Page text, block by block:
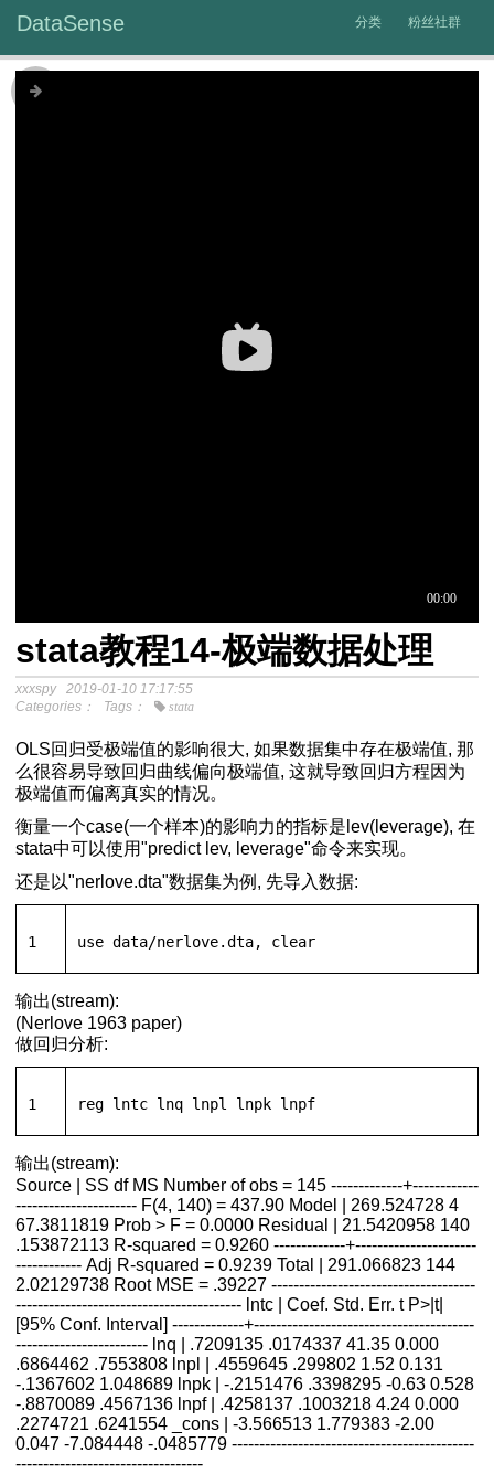
DataSense 分类 粉丝社群
介模
析SPSS视频教程
and-Conditional-Process-Analysis第二版PDF下载
大样本OLS
正态化
个数
反应试题分析
验
用
程代码PPT视频资源下载
stata教程14-极端数据处理
xxxspy
2019-01-10 17:17:55
Categories：
Tags： stata
OLS回归受极端值的影响很大, 如果数据集中存在极端值, 那
么很容易导致回归曲线偏向极端值, 这就导致回归方程因为
极端值而偏离真实的情况。
衡量一个case(一个样本)的影响力的指标是lev(leverage), 在
stata中可以使用"predict lev, leverage"命令来实现。
还是以"nerlove.dta"数据集为例, 先导入数据:
1 use data/nerlove.dta, clear
输出(stream):
(Nerlove 1963 paper)
做回归分析:
1 reg lntc lnq lnpl lnpk lnpf
输出(stream):
Source | SS df MS Number of obs = 145 -------------+------------
---------------------- F(4, 140) = 437.90 Model | 269.524728 4
67.3811819 Prob > F = 0.0000 Residual | 21.5420958 140
.153872113 R-squared = 0.9260 -------------+----------------------
------------ Adj R-squared = 0.9239 Total | 291.066823 144
2.02129738 Root MSE = .39227 -------------------------------------
----------------------------------------- lntc | Coef. Std. Err. t P>|t|
[95% Conf. Interval] -------------+----------------------------------------
------------------------ lnq | .7209135 .0174337 41.35 0.000
.6864462 .7553808 lnpl | .4559645 .299802 1.52 0.131
-.1367602 1.048689 lnpk | -.2151476 .3398295 -0.63 0.528
-.8870089 .4567136 lnpf | .4258137 .1003218 4.24 0.000
.2274721 .6241554 _cons | -3.566513 1.779383 -2.00
0.047 -7.084448 -.0485779 --------------------------------------------
----------------------------------